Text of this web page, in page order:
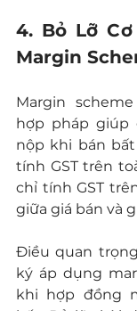
4. Bỏ Lỡ
Margin
Margin
hợp pháp giúp
nộp khi bán bất
tính GST trên
chỉ tính GST
giữa giá bán và
Điều quan
ký áp dụng
khi hợp đồng